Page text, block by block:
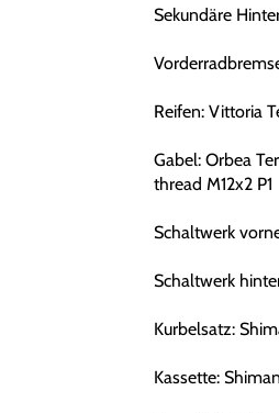
Sekundäre
Reifen: Vittoria
Gabel: Orbea
thread M12x2 P1
Schaltwerk
Schaltwerk
Kurbelsatz:
Kassette: